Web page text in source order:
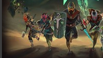
يقدم أنظمة وعناصر وأهداف